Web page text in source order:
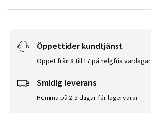
Öppettider kundtjänst
Öppet från 8 till 17 på helgfria vardagar
Smidig leverans
Hemma på 2-5 dagar för lagervaror